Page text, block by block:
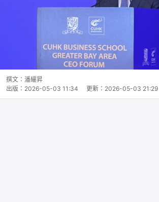
撰文： 潘耀昇
出版： 2026-05-03 11:34 更新： 2026-05-03 21:29